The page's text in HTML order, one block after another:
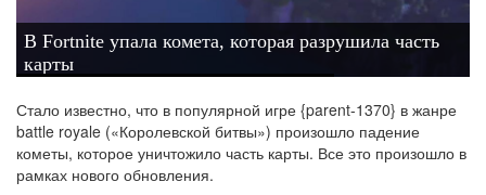
В Fortnite упала комета, которая разрушила часть
карты
Стало известно, что в популярной игре {parent-1370} в жанре
battle royale («Королевской битвы») произошло падение
кометы, которое уничтожило часть карты. Все это произошло в
рамках нового обновления.